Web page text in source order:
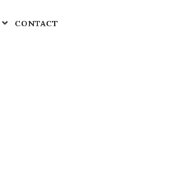
CONTACT